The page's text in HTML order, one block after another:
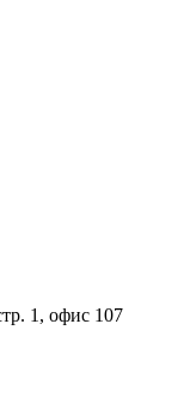
1, офис 107